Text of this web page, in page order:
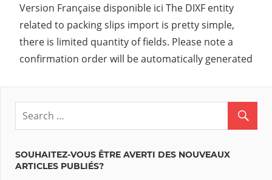
Version Française disponible ici The DIXF entity
related to packing slips import is pretty simple,
there is limited quantity of fields. Please note a
confirmation order will be automatically generated
SOUHAITEZ-VOUS ÊTRE AVERTI DES NOUVEAUX
ARTICLES PUBLIÉS?